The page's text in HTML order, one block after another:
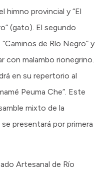
himno provincial y “El
(gato). El segundo
de Río Negro” y
con malambo rionegrino.
en su repertorio al
Peuma Che”. Este
mixto de la
presentará por primera
Artesanal de Río